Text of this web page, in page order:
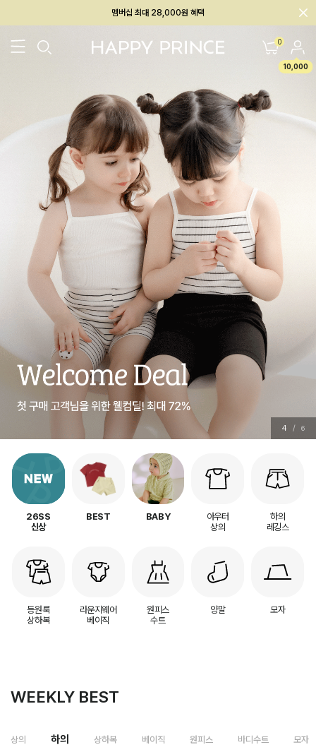
회원전용 아울렛, 가입하면 ~60% 할인!
0
10,000
4 / 6
26SS
신상
BEST BABY
아우터
상의
하의
레깅스
등원룩
상하복
라운지웨어
베이직
원피스
수트
양말 모자
WEEKLY BEST
상의 하의 상하복 베이직 원피스 바디수트 모자